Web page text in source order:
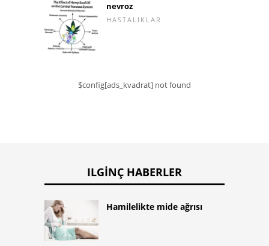
nevroz
HASTALIKLAR
$config[ads_kvadrat] not found
ILGINÇ HABERLER
Hamilelikte mide ağrısı